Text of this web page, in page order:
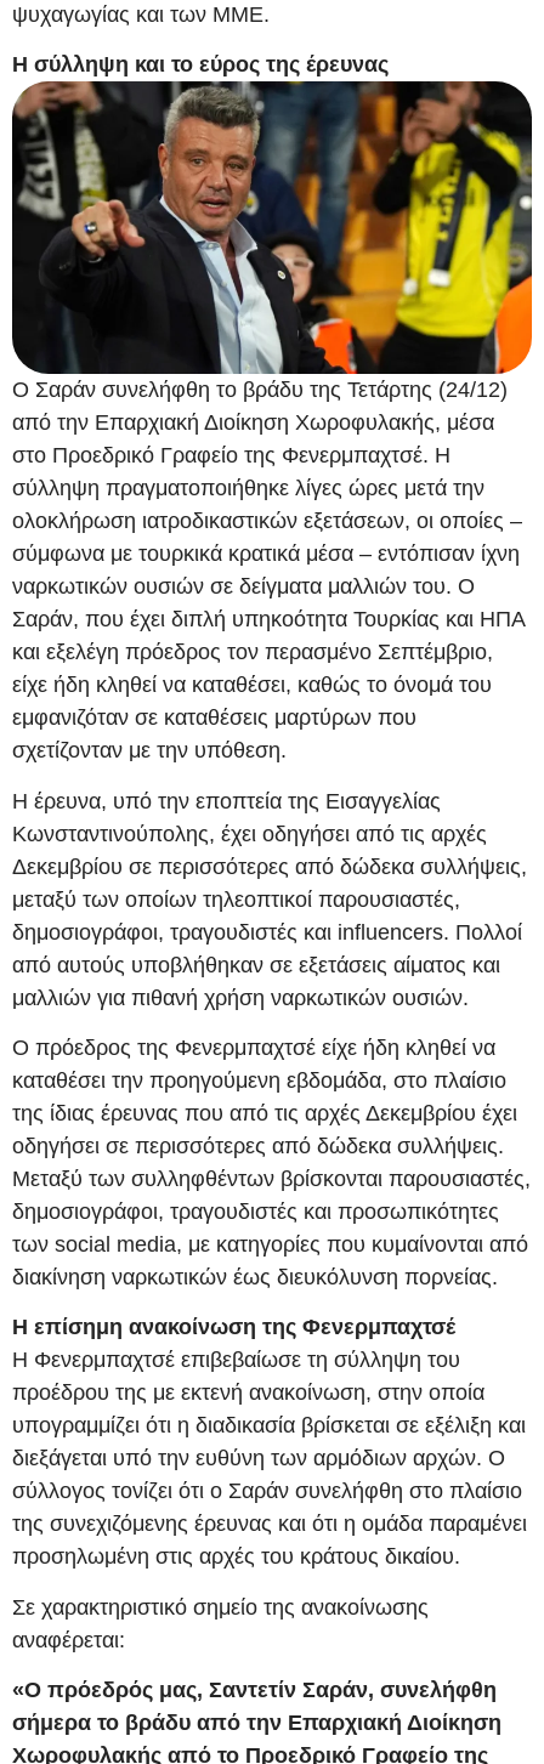
ψυχαγωγίας και των ΜΜΕ.
Η σύλληψη και το εύρος της έρευνας
Ο Σαράν συνελήφθη το βράδυ της Τετάρτης (24/12)
από την Επαρχιακή Διοίκηση Χωροφυλακής, μέσα
στο Προεδρικό Γραφείο της Φενερμπαχτσέ. Η
σύλληψη πραγματοποιήθηκε λίγες ώρες μετά την
ολοκλήρωση ιατροδικαστικών εξετάσεων, οι οποίες –
σύμφωνα με τουρκικά κρατικά μέσα – εντόπισαν ίχνη
ναρκωτικών ουσιών σε δείγματα μαλλιών του. Ο
Σαράν, που έχει διπλή υπηκοότητα Τουρκίας και ΗΠΑ
και εξελέγη πρόεδρος τον περασμένο Σεπτέμβριο,
είχε ήδη κληθεί να καταθέσει, καθώς το όνομά του
εμφανιζόταν σε καταθέσεις μαρτύρων που
σχετίζονταν με την υπόθεση.
Η έρευνα, υπό την εποπτεία της Εισαγγελίας
Κωνσταντινούπολης, έχει οδηγήσει από τις αρχές
Δεκεμβρίου σε περισσότερες από δώδεκα συλλήψεις,
μεταξύ των οποίων τηλεοπτικοί παρουσιαστές,
δημοσιογράφοι, τραγουδιστές και influencers. Πολλοί
από αυτούς υποβλήθηκαν σε εξετάσεις αίματος και
μαλλιών για πιθανή χρήση ναρκωτικών ουσιών.
Ο πρόεδρος της Φενερμπαχτσέ είχε ήδη κληθεί να
καταθέσει την προηγούμενη εβδομάδα, στο πλαίσιο
της ίδιας έρευνας που από τις αρχές Δεκεμβρίου έχει
οδηγήσει σε περισσότερες από δώδεκα συλλήψεις.
Μεταξύ των συλληφθέντων βρίσκονται παρουσιαστές,
δημοσιογράφοι, τραγουδιστές και προσωπικότητες
των social media, με κατηγορίες που κυμαίνονται από
διακίνηση ναρκωτικών έως διευκόλυνση πορνείας.
Η επίσημη ανακοίνωση της Φενερμπαχτσέ
Η Φενερμπαχτσέ επιβεβαίωσε τη σύλληψη του
προέδρου της με εκτενή ανακοίνωση, στην οποία
υπογραμμίζει ότι η διαδικασία βρίσκεται σε εξέλιξη και
διεξάγεται υπό την ευθύνη των αρμόδιων αρχών. Ο
σύλλογος τονίζει ότι ο Σαράν συνελήφθη στο πλαίσιο
της συνεχιζόμενης έρευνας και ότι η ομάδα παραμένει
προσηλωμένη στις αρχές του κράτους δικαίου.
Σε χαρακτηριστικό σημείο της ανακοίνωσης
αναφέρεται:
«Ο πρόεδρός μας, Σαντετίν Σαράν, συνελήφθη
σήμερα το βράδυ από την Επαρχιακή Διοίκηση
Χωροφυλακής από το Προεδρικό Γραφείο της